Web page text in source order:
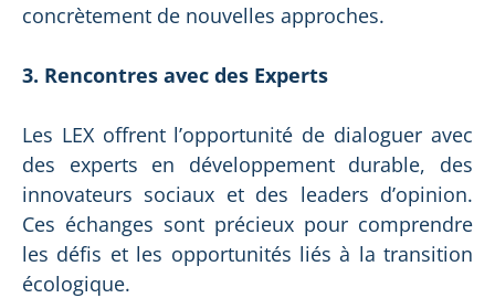
concrètement de nouvelles approches.
3. Rencontres avec des Experts
Les LEX offrent l’opportunité de dialoguer avec
des experts en développement durable, des
innovateurs sociaux et des leaders d’opinion.
Ces échanges sont précieux pour comprendre
les défis et les opportunités liés à la transition
écologique.